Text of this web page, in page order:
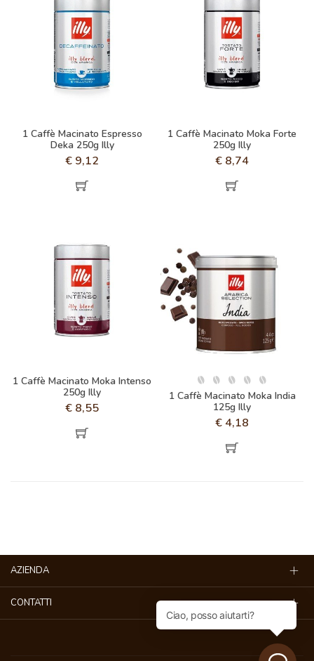
1 Caffè Macinato Espresso
Deka 250g Illy
€ 9,12
1 Caffè Macinato Moka Forte
250g Illy
€ 8,74
1 Caffè Macinato Moka Intenso
250g Illy
€ 8,55
1 Caffè Macinato Moka India
125g Illy
€ 4,18
AZIENDA
CONTATTI